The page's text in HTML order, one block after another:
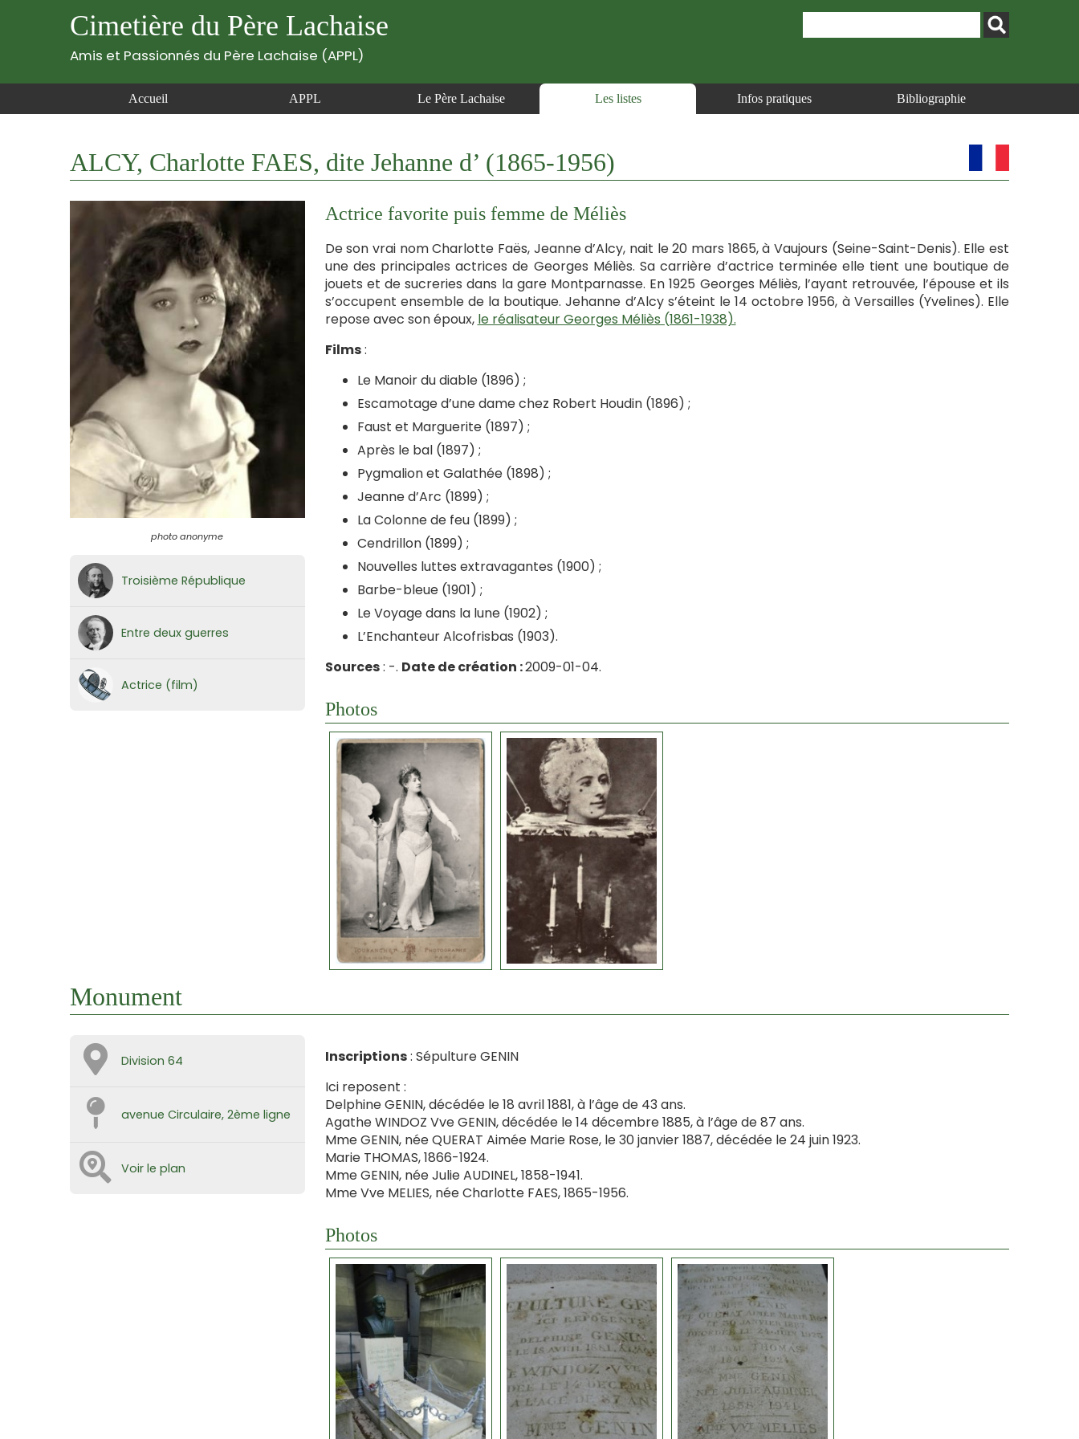
Cimetière du Père Lachaise
Amis et Passionnés du Père Lachaise (APPL)
Accueil APPL Le Père Lachaise Les listes Infos pratiques Bibliographie
ALCY, Charlotte FAES, dite Jehanne d’ (1865-1956)
photo anonyme
Troisième République
Entre deux guerres
Actrice (film)
Actrice favorite puis femme de Méliès
De son vrai nom Charlotte Faës, Jeanne d’Alcy, nait le 20 mars 1865, à Vaujours (Seine-Saint-Denis). Elle est
une des principales actrices de Georges Méliès. Sa carrière d’actrice terminée elle tient une boutique de
jouets et de sucreries dans la gare Montparnasse. En 1925 Georges Méliès, l’ayant retrouvée, l’épouse et ils
s’occupent ensemble de la boutique. Jehanne d’Alcy s’éteint le 14 octobre 1956, à Versailles (Yvelines). Elle
repose avec son époux, le réalisateur Georges Méliès (1861-1938).
Films:
Le Manoir du diable (1896) ;
Escamotage d’une dame chez Robert Houdin (1896) ;
Faust et Marguerite (1897) ;
Après le bal (1897) ;
Pygmalion et Galathée (1898) ;
Jeanne d’Arc (1899) ;
La Colonne de feu (1899) ;
Cendrillon (1899) ;
Nouvelles luttes extravagantes (1900) ;
Barbe-bleue (1901) ;
Le Voyage dans la lune (1902) ;
L’Enchanteur Alcofrisbas (1903).
Sources: -. Date de création :2009-01-04.
Photos
Monument
Division 64
avenue Circulaire, 2ème ligne
Voir le plan
Inscriptions: Sépulture GENIN
Ici reposent :
Delphine GENIN, décédée le 18 avril 1881, à l’âge de 43 ans.
Agathe WINDOZ Vve GENIN, décédée le 14 décembre 1885, à l’âge de 87 ans.
Mme GENIN, née QUERAT Aimée Marie Rose, le 30 janvier 1887, décédée le 24 juin 1923.
Marie THOMAS, 1866-1924.
Mme GENIN, née Julie AUDINEL, 1858-1941.
Mme Vve MELIES, née Charlotte FAES, 1865-1956.
Photos